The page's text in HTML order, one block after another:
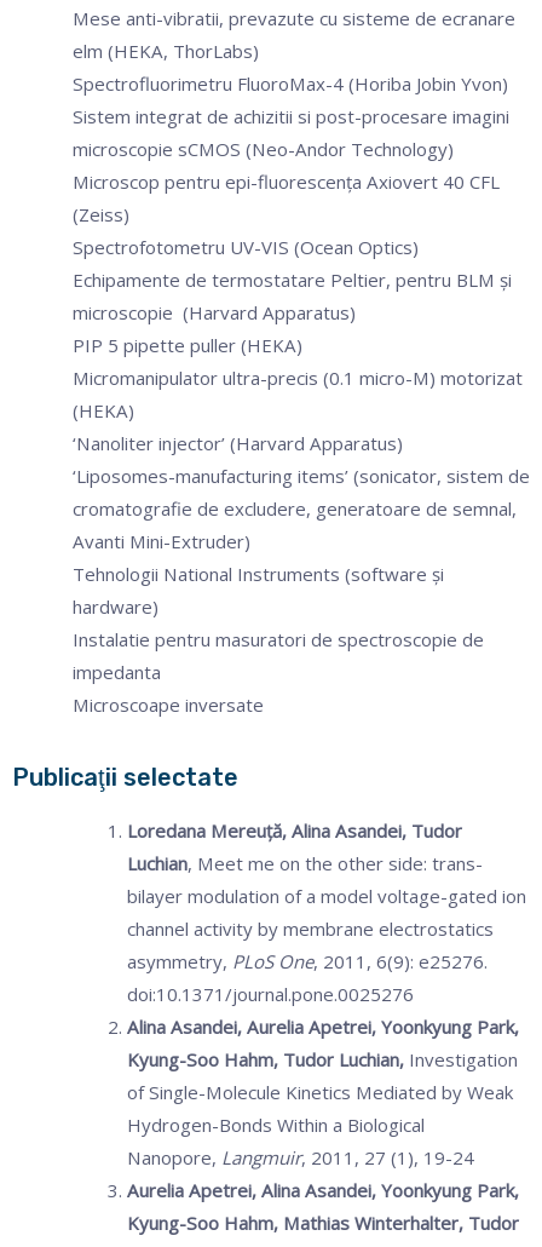
Mese anti-vibratii, prevazute cu sisteme de ecranare
elm (HEKA, ThorLabs)
Spectrofluorimetru FluoroMax-4 (Horiba Jobin Yvon)
Sistem integrat de achizitii si post-procesare imagini
microscopie sCMOS (Neo-Andor Technology)
Microscop pentru epi-fluorescenţa Axiovert 40 CFL
(Zeiss)
Spectrofotometru UV-VIS (Ocean Optics)
Echipamente de termostatare Peltier, pentru BLM şi
microscopie (Harvard Apparatus)
PIP 5 pipette puller (HEKA)
Micromanipulator ultra-precis (0.1 micro-M) motorizat
(HEKA)
‘Nanoliter injector’ (Harvard Apparatus)
‘Liposomes-manufacturing items’ (sonicator, sistem de
cromatografie de excludere, generatoare de semnal,
Avanti Mini-Extruder)
Tehnologii National Instruments (software şi
hardware)
Instalatie pentru masuratori de spectroscopie de
impedanta
Microscoape inversate
Publicaţii selectate
Loredana Mereuţă, Alina Asandei, Tudor
Luchian, Meet me on the other side: trans-
bilayer modulation of a model voltage-gated ion
channel activity by membrane electrostatics
asymmetry, PLoS One, 2011, 6(9): e25276.
doi:10.1371/journal.pone.0025276
Alina Asandei, Aurelia Apetrei, Yoonkyung Park,
Kyung-Soo Hahm, Tudor Luchian, Investigation
of Single-Molecule Kinetics Mediated by Weak
Hydrogen-Bonds Within a Biological
Nanopore, Langmuir, 2011, 27 (1), 19-24
Aurelia Apetrei, Alina Asandei, Yoonkyung Park,
Kyung-Soo Hahm, Mathias Winterhalter, Tudor